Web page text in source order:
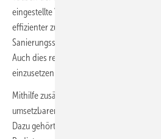
eingestellte Vorlauftemperatur
effizienter zu betreiben. In vielen weiteren
Sanierungsschritte, etwa ein Austausch
Auch dies reicht häufig aus, um eine
einzusetzen.
Mithilfe zusätzlicher, relativ
umsetzbarer Maßnahmen lässt sich die
Dazu gehört auch der Austausch